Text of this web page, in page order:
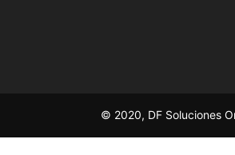
© 2020, DF Soluciones